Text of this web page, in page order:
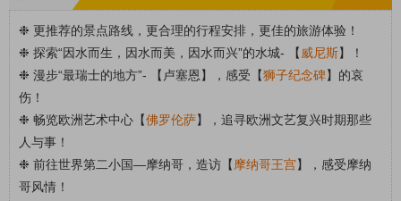
❉ 更推荐的景点路线，更合理的行程安排，更佳的旅游体验！
❉ 探索“因水而生，因水而美，因水而兴”的水城- 【 威尼斯】！
❉ 漫步“最瑞士的地方”- 【 卢塞恩 】，感受【狮子纪念碑】的哀
伤！
❉ 畅览欧洲艺术中心【佛罗伦萨】，追寻欧洲文艺复兴时期那些
人与事！
❉ 前往世界第二小国—摩纳哥，造访【摩纳哥王宫】，感受摩纳
哥风情！